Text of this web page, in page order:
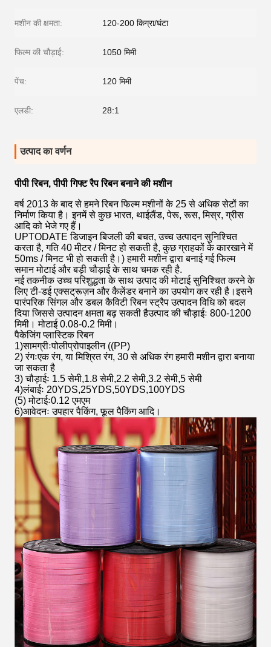
मशीन की क्षमता: 120-200 किग्रा/घंटा
फिल्म की चौड़ाई: 1050 मिमी
पेंच: 120 मिमी
एलडी: 28:1
उत्पाद का वर्णन
पीपी रिबन, पीपी गिफ्ट रैप रिबन बनाने की मशीन
वर्ष 2013 के बाद से हमने रिबन फिल्म मशीनों के 25 से अधिक सेटों का
निर्माण किया है। इनमें से कुछ भारत, थाईलैंड, पेरू, रूस, मिस्र, ग्रीस
आदि को भेजे गए हैं।
UPTODATE डिजाइन बिजली की बचत, उच्च उत्पादन सुनिश्चित
करता है, गति 40 मीटर / मिनट हो सकती है, कुछ ग्राहकों के कारखाने में
50ms / मिनट भी हो सकती है।) हमारी मशीन द्वारा बनाई गई फिल्म
समान मोटाई और बड़ी चौड़ाई के साथ चमक रही है.
नई तकनीक उच्च परिशुद्धता के साथ उत्पाद की मोटाई सुनिश्चित करने के
लिए टी-डई एक्सट्रूज़न और कैलेंडर बनाने का उपयोग कर रही है।इसने
पारंपरिक सिंगल और डबल कैविटी रिबन स्ट्रैप उत्पादन विधि को बदल
दिया जिससे उत्पादन क्षमता बढ़ सकती हैउत्पाद की चौड़ाईः 800-1200
मिमी। मोटाई 0.08-0.2 मिमी।
पैकेजिंग प्लास्टिक रिबन
1)सामग्रीःपोलीप्रोपाइलीन ((PP)
2) रंगःएक रंग, या मिश्रित रंग, 30 से अधिक रंग हमारी मशीन द्वारा बनाया
जा सकता है
3) चौड़ाईः 1.5 सेमी,1.8 सेमी,2.2 सेमी,3.2 सेमी,5 सेमी
4)लंबाईः 20YDS,25YDS,50YDS,100YDS
(5) मोटाईः0.12 एमएम
6)आवेदनः उपहार पैकिंग, फूल पैकिंग आदि।